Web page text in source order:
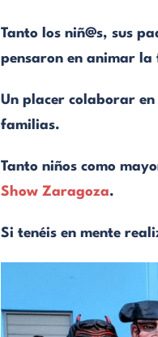
Tanto los niñ@s, sus
pensaron en animar la
Un placer colaborar
familias.
Tanto niños como
Show Zaragoza.
Si tenéis en mente